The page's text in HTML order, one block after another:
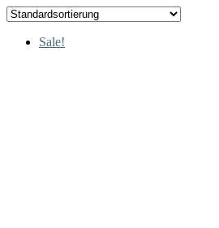
Sale!